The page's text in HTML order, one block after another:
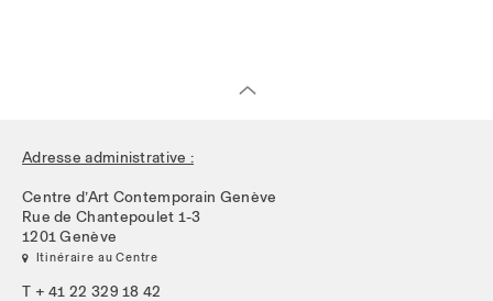
Adresse administrative :
Centre d’Art Contemporain Genève
Rue de Chantepoulet 1-3
1201 Genève
 Itinéraire au Centre
T + 41 22 329 18 42